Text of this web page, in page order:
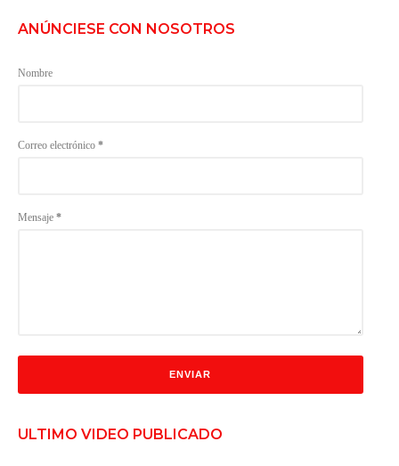
ANÚNCIESE CON NOSOTROS
Nombre
Correo electrónico *
Mensaje *
ULTIMO VIDEO PUBLICADO